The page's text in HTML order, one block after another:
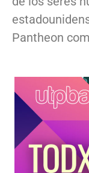
Pantheon